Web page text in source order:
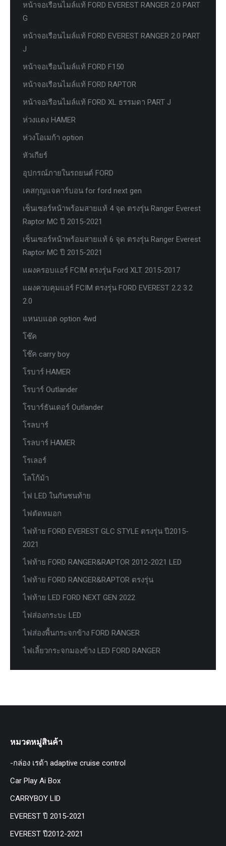
หน้าจอเรือนไมล์แท้ FORD EVEREST RANGER 2.0 PART
G
หน้าจอเรือนไมล์แท้ FORD EVEREST RANGER 2.0 PART
J
หน้าจอเรือนไมล์แท้ FORD F150
หน้าจอเรือนไมล์แท้ FORD RAPTOR
หน้าจอเรือนไมล์แท้ FORD XL ธรรมดา PART J
ห่วงแดง HAMER
ห่วงโอเมก้า option
หัวเกียร์
อุปกรณ์ภายในรถยนต์ FORD
เคสกุญแจคาร์บอน for ford next gen
เซ็นเซอร์หน้าพร้อมสายแท้ 4 จุด ตรงรุ่น Ranger Everest
Raptor MC ปี 2015-2021
เซ็นเซอร์หน้าพร้อมสายแท้ 6 จุด ตรงรุ่น Ranger Everest
Raptor MC ปี 2015-2021
แผงครอบแอร์ FCIM ตรงรุ่น Ford XLT. 2015-2017
แผงควบคุมแอร์ FCIM ตรงรุ่น FORD EVEREST 2.2 3.2
2.0
แหนบแอด option 4wd
โช๊ค
โช๊ค carry boy
โรบาร์ HAMER
โรบาร์ Outlander
โรบาร์ธันเดอร์ Outlander
โรลบาร์
โรลบาร์ HAMER
โรเลอร์
โลโก้ม้า
ไฟ LED ในกันชนท้าย
ไฟตัดหมอก
ไฟท้าย FORD EVEREST GLC STYLE ตรงรุ่น ปี2015-
2021
ไฟท้าย FORD RANGER&RAPTOR 2012-2021 LED
ไฟท้าย FORD RANGER&RAPTOR ตรงรุ่น
ไฟท้าย LED FORD NEXT GEN 2022
ไฟส่องกระบะ LED
ไฟส่องพื้นกระจกข้าง FORD RANGER
ไฟเลี้ยวกระจกมองข้าง LED FORD RANGER
หมวดหมู่สินค้า
-กล่อง เรด้า adaptive cruise control
Car Play Ai Box
CARRYBOY LID
EVEREST ปี 2015-2021
EVEREST ปี2012-2021